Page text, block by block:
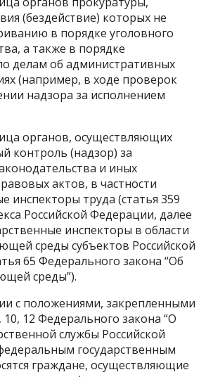
(бездействие) которых не
в порядке уголовного
а также в порядке
делам об административных
(например, в ходе проверок
надзора за исполнением
органов, осуществляющих
контроль (надзор) за
и иных
актов, в частности
инспекторы труда (статья 359
Российской Федерации, далее
инспекторы в области
среды субъектов Российской
65 Федерального закона “Об
среды”).
с положениями, закрепленными
10, 12 Федерального закона “О
службы Российской
государственным
граждане, осуществляющие